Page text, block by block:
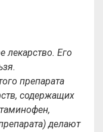
лекарство. Его
препарата
содержащих
делают